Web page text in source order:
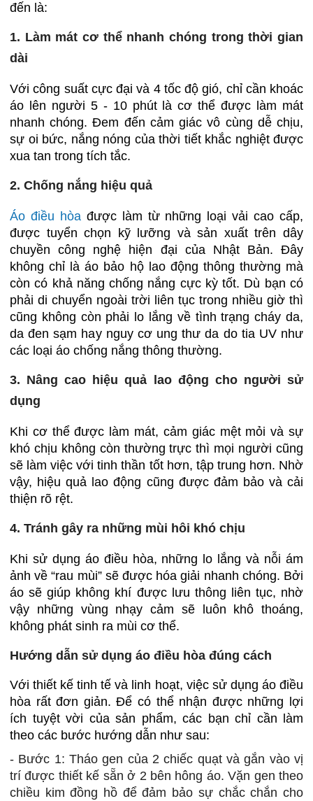
đến là:
1. Làm mát cơ thể nhanh chóng trong thời gian
dài
Với công suất cực đại và 4 tốc độ gió, chỉ cần khoác
áo lên người 5 - 10 phút là cơ thể được làm mát
nhanh chóng. Đem đến cảm giác vô cùng dễ chịu,
sự oi bức, nắng nóng của thời tiết khắc nghiệt được
xua tan trong tích tắc.
2. Chống nắng hiệu quả
Áo điều hòa được làm từ những loại vải cao cấp,
được tuyển chọn kỹ lưỡng và sản xuất trên dây
chuyền công nghệ hiện đại của Nhật Bản. Đây
không chỉ là áo bảo hộ lao động thông thường mà
còn có khả năng chống nắng cực kỳ tốt. Dù bạn có
phải di chuyển ngoài trời liên tục trong nhiều giờ thì
cũng không còn phải lo lắng về tình trạng cháy da,
da đen sạm hay nguy cơ ung thư da do tia UV như
các loại áo chống nắng thông thường.
3. Nâng cao hiệu quả lao động cho người sử
dụng
Khi cơ thể được làm mát, cảm giác mệt mỏi và sự
khó chịu không còn thường trực thì mọi người cũng
sẽ làm việc với tinh thần tốt hơn, tập trung hơn. Nhờ
vậy, hiệu quả lao động cũng được đảm bảo và cải
thiện rõ rệt.
4. Tránh gây ra những mùi hôi khó chịu
Khi sử dụng áo điều hòa, những lo lắng và nỗi ám
ảnh về “rau mùi” sẽ được hóa giải nhanh chóng. Bởi
áo sẽ giúp không khí được lưu thông liên tục, nhờ
vậy những vùng nhạy cảm sẽ luôn khô thoáng,
không phát sinh ra mùi cơ thể.
Hướng dẫn sử dụng áo điều hòa đúng cách
Với thiết kế tinh tế và linh hoạt, việc sử dụng áo điều
hòa rất đơn giản. Để có thể nhận được những lợi
ích tuyệt vời của sản phẩm, các bạn chỉ cần làm
theo các bước hướng dẫn như sau:
- Bước 1: Tháo gen của 2 chiếc quạt và gắn vào vị
trí được thiết kế sẵn ở 2 bên hông áo. Vặn gen theo
chiều kim đồng hồ để đảm bảo sự chắc chắn cho